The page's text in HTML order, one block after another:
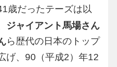
歳だったテーズは以
ジャイアント馬場さん
ら歴代の日本のトップ
げ、90（平成2）年12